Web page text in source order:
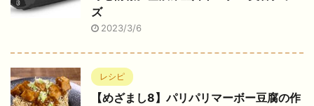
ズ
2023/3/6
レシピ
【めざまし8】パリパリマーボー豆腐の作